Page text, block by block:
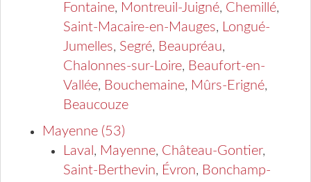
Fontaine, Montreuil-Juigné, Chemillé,
Saint-Macaire-en-Mauges, Longué-
Jumelles, Segré, Beaupréau,
Chalonnes-sur-Loire, Beaufort-en-
Vallée, Bouchemaine, Mûrs-Erigné,
Beaucouze
Mayenne (53)
Laval , Mayenne, Château-Gontier,
Saint-Berthevin, Évron, Bonchamp-